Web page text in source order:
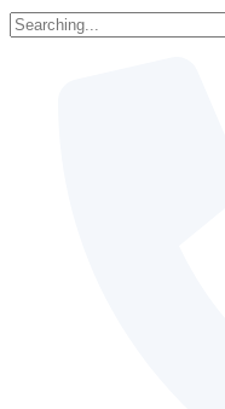
Search